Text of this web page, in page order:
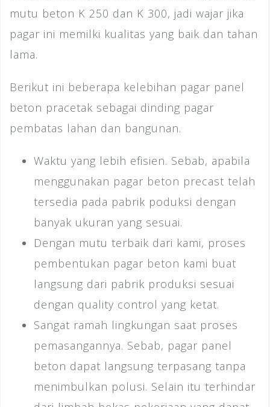
mutu beton K 250 dan K 300, jadi wajar jika
pagar ini memilki kualitas yang baik dan tahan
lama.
Berikut ini beberapa kelebihan pagar panel
beton pracetak sebagai dinding pagar
pembatas lahan dan bangunan.
Waktu yang lebih efisien. Sebab, apabila
menggunakan pagar beton precast telah
tersedia pada pabrik poduksi dengan
banyak ukuran yang sesuai.
Dengan mutu terbaik dari kami, proses
pembentukan pagar beton kami buat
langsung dari pabrik produksi sesuai
dengan quality control yang ketat.
Sangat ramah lingkungan saat proses
pemasangannya. Sebab, pagar panel
beton dapat langsung terpasang tanpa
menimbulkan polusi. Selain itu terhindar